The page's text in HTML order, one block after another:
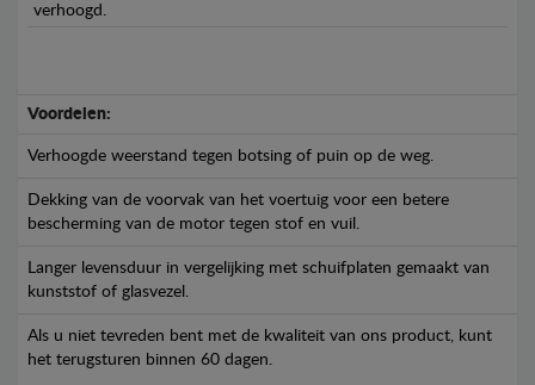
verhoogd.
Voordelen:
Verhoogde weerstand tegen botsing of puin op de weg.
Dekking van de voorvak van het voertuig voor een betere
bescherming van de motor tegen stof en vuil.
Langer levensduur in vergelijking met schuifplaten gemaakt van
kunststof of glasvezel.
Als u niet tevreden bent met de kwaliteit van ons product, kunt
het terugsturen binnen 60 dagen.